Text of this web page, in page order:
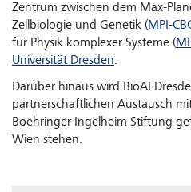
Zentrum zwischen dem Max-
Zellbiologie und Genetik (MPI-
für Physik komplexer Systeme (
Universität Dresden.
Darüber hinaus wird BioAI
partnerschaftlichen Austausch
Boehringer Ingelheim Stiftung
Wien stehen.